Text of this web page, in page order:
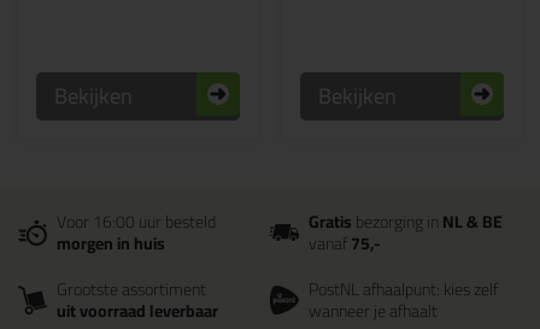
Bekijken Bekijken
Voor 16:00 uur besteld
morgen in huis
Gratisbezorging inNL & BE
vanaf75,-
Grootste assortiment
uit voorraad leverbaar
PostNL afhaalpunt: kies zelf
wanneer je afhaalt